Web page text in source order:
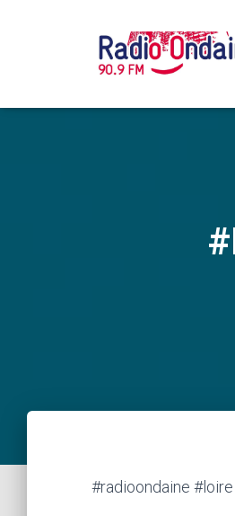
#radioondaine